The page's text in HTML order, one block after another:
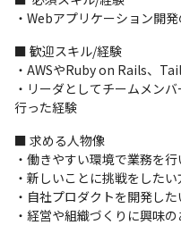
＜業務の進め方について＞
・1つの案件には平均して、
・ビジネスサイドとエンジニ
サインします
・案件によって柔軟に開発手
・社内のタスク管理ツール
・顧客とのタスク管理ツール
に合わせたものを使用します
＜自社プロダクトについて＞
『GORLEM CO2』は国内有
・Webアプリケーション開
■ 歓迎スキル/経験
・AWSやRuby on Rails、
・リーダとしてチームメン
行った経験
■ 求める人物像
・働きやすい環境で業務を
・新しいことに挑戦をしたい
・自社プロダクトを開発し
・経営や組織づくりに興味